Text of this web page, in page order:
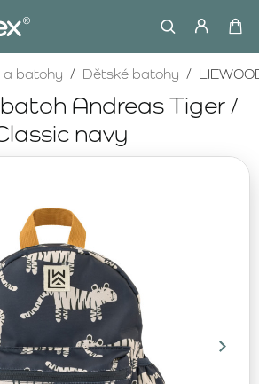
Andreas Tiger /
navy
a batohy Dětské batohy